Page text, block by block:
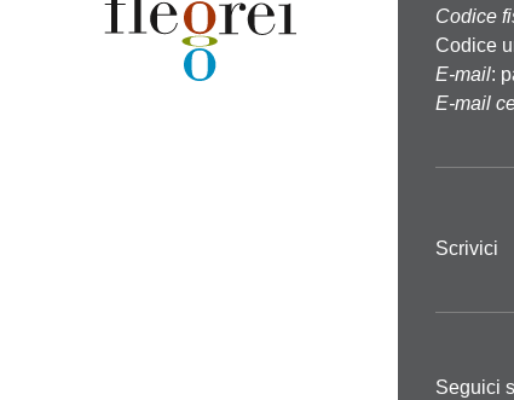
Codice
Codice
E-mail:
E-mail
Scrivici
Seguici